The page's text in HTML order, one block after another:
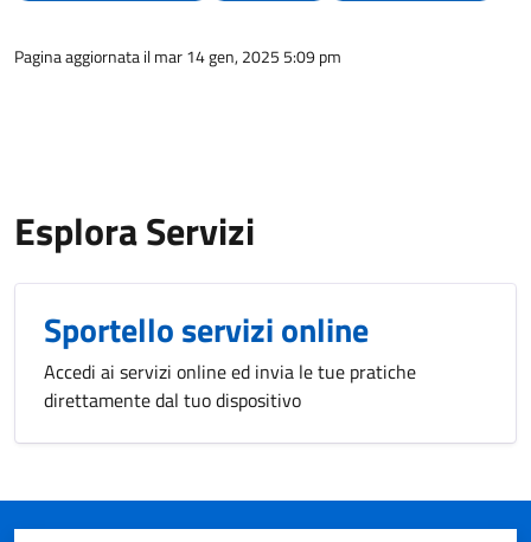
Pagina aggiornata il mar 14 gen, 2025 5:09 pm
Esplora Servizi
Sportello servizi online
Accedi ai servizi online ed invia le tue pratiche
direttamente dal tuo dispositivo